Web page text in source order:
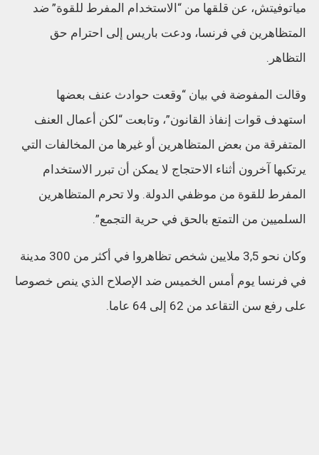
مياتوفيتش، عن قلقها من “الاستخدام المفرط للقوة” ضد
المتظاهرين في فرنسا، ودعت باريس إلى احترام حق
التظاهر.
وقالت المفوضة في بيان “وقعت حوادث عنف بعضها
استهدف قوات إنفاذ القانون”، وتابعت “لكن أعمال العنف
المتفرقة من بعض المتظاهرين أو غيرها من المخالفات التي
يرتكبها آخرون أثناء الاحتجاج لا يمكن أن تبرر الاستخدام
المفرط للقوة من موظفي الدولة. ولا تحرم المتظاهرين
السلميين من التمتع بالحق في حرية التجمع”.
وكان نحو 3,5 ملايين شخص تظاهروا في أكثر من 300 مدينة
في فرنسا يوم أمس الخميس ضد الإصلاح الذي ينص خصوصا
على رفع سن التقاعد من 62 إلى 64 عاما.